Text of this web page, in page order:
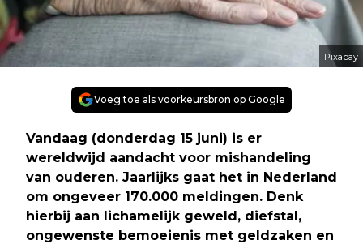
Pixabay
Voeg toe als voorkeursbron op Google
Vandaag (donderdag 15 juni) is er
wereldwijd aandacht voor mishandeling
van ouderen. Jaarlijks gaat het in Nederland
om ongeveer 170.000 meldingen. Denk
hierbij aan lichamelijk geweld, diefstal,
ongewenste bemoeienis met geldzaken en